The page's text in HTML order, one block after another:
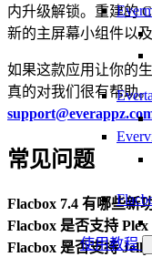
使用教程
内升级解锁。重建的
新的主屏幕小组件以
如果这款应用让你的
真的对我们很有帮助
常见问题
Flacbox 7.4 有哪些新功
Flacbox 是否支持
Flacbox 是否支持